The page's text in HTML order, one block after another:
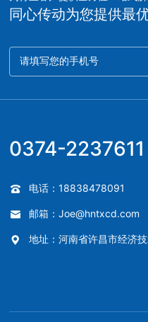
同心传动为您提供最
0374-2237611
电话：18838478091
邮箱：Joe@hntxcd.com
地址：河南省许昌市经济